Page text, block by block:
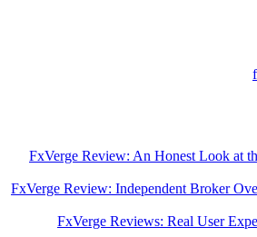
FxVerge Review: An Honest Look at
FxVerge Review: Independent Broker
FxVerge Reviews: Real User